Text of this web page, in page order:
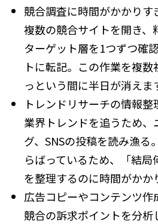
競合調査に時間がかかりす
複数の競合サイトを開き、
ターゲット層を1つずつ確
トに転記。この作業を複
っという間に半日が消えま
トレンドリサーチの情報整
業界トレンドを追うため、
グ、SNSの投稿を読み漁る
らばっているため、「結局
を整理するのに時間がかか
広告コピーやコンテンツ作
競合の訴求ポイントを分